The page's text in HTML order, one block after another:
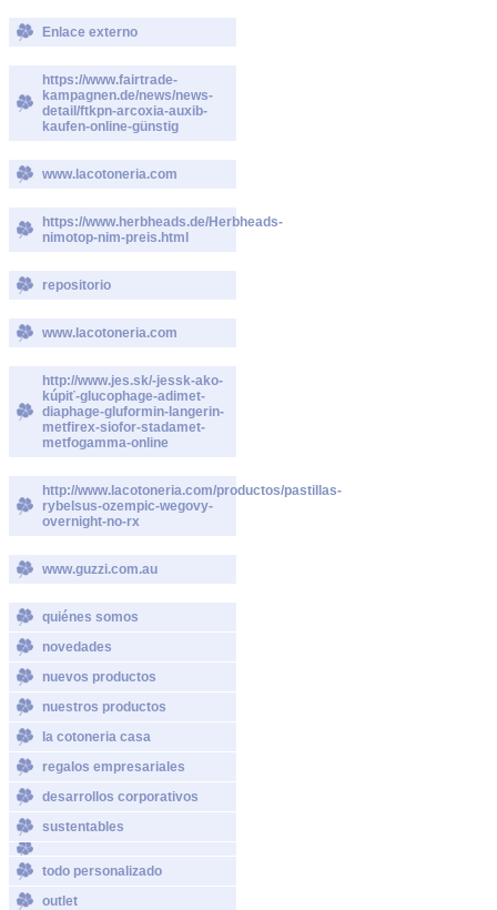
Enlace externo
https://www.fairtrade-
kampagnen.de/news/news-
detail/ftkpn-arcoxia-auxib-
kaufen-online-günstig
www.lacotoneria.com
https://www.herbheads.de/Herbheads-
nimotop-nim-preis.html
repositorio
www.lacotoneria.com
http://www.jes.sk/-jessk-ako-
kúpiť-glucophage-adimet-
diaphage-gluformin-langerin-
metfirex-siofor-stadamet-
metfogamma-online
http://www.lacotoneria.com/productos/pastillas-
rybelsus-ozempic-wegovy-
overnight-no-rx
www.guzzi.com.au
quiénes somos
novedades
nuevos productos
nuestros productos
la cotoneria casa
regalos empresariales
desarrollos corporativos
sustentables
todo personalizado
outlet